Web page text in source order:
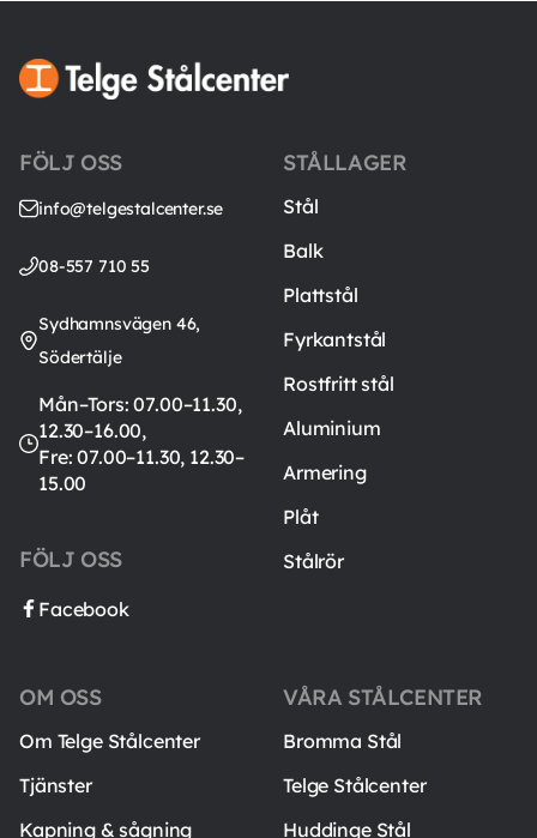
FÖLJ OSS
info@telgestalcenter.se
08-557 710 55
Sydhamnsvägen 46,
Södertälje
Mån–Tors: 07.00–11.30,
12.30–16.00,
Fre: 07.00–11.30, 12.30–
15.00
FÖLJ OSS
Facebook
STÅLLAGER
Stål
Balk
Plattstål
Fyrkantstål
Rostfritt stål
Aluminium
Armering
Plåt
Stålrör
VÅRA STÅLCENTER
Bromma Stål
Telge Stålcenter
Huddinge Stål
OM OSS
Om Telge Stålcenter
Tjänster
Kapning & sågning